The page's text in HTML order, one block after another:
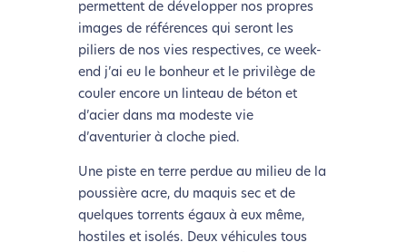
permettent de développer nos propres
images de références qui seront les
piliers de nos vies respectives, ce week-
end j’ai eu le bonheur et le privilège de
couler encore un linteau de béton et
d’acier dans ma modeste vie
d’aventurier à cloche pied.
Une piste en terre perdue au milieu de la
poussière acre, du maquis sec et de
quelques torrents égaux à eux même,
hostiles et isolés. Deux véhicules tous